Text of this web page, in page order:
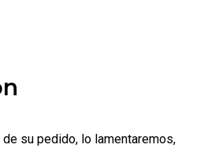
de su pedido, lo lamentaremos,